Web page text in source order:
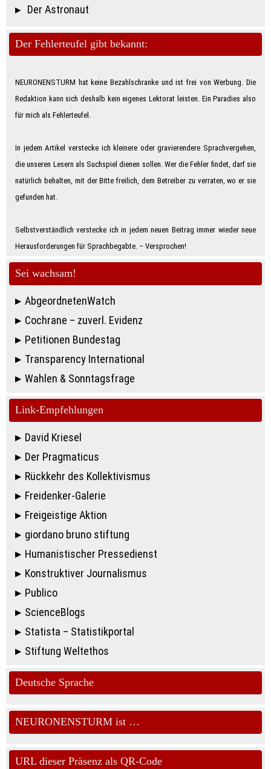
Der Astronaut
Der Fehlerteufel gibt bekannt:
NEURONENSTURM hat keine Bezahlschranke und ist frei von Werbung. Die
Redaktion kann sich deshalb kein eigenes Lektorat leisten. Ein Paradies also
für mich als Feh­ler­teu­fe­l.
In jedem Artikel verstecke ich kleinere oder gravierendere Sprachvergehen,
die unseren Lesern als Suchspiel dienen sollen. Wer die Fehler findet, darf sie
natürlich behalten, mit der Bitte freilich, dem Betreiber zu verraten, wo er sie
gefunden hat.
Selbstverständlich verstecke ich in jedem neuen Beitrag immer wieder neue
Herausforderungen für Sprachbegabte. – Ver­spro­chen!
Sei wachsam!
AbgeordnetenWatch
Cochrane – zuverl. Evidenz
Petitionen Bundestag
Transparency International
Wahlen & Sonntagsfrage
Link-Empfehlungen
David Kriesel
Der Pragmaticus
Rückkehr des Kollektivismus
Freidenker-Galerie
Freigeistige Aktion
giordano bruno stiftung
Humanistischer Pressedienst
Konstruktiver Journalismus
Publico
ScienceBlogs
Statista – Statistikportal
Stiftung Weltethos
Deutsche Sprache
NEURONENSTURM ist …
URL dieser Präsenz als QR-Code